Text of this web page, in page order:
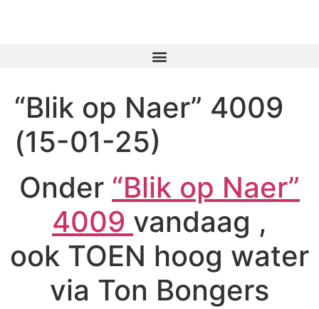
“Blik op Naer” 4009
(15-01-25)
Onder “Blik op Naer”
4009 vandaag ,
ook TOEN hoog water
via Ton Bongers